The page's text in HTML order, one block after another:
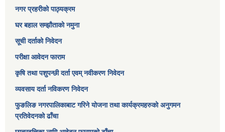
नगर प्रहरीको पाठ्यक्रम
घर बहाल सम्झौताको नमुना
सूची दर्ताको निवेदन
परीक्षा आवेदन फाराम
कृषि तथा पशुपन्छी दर्ता एवम् नवीकरण निवेदन
व्यवसाय दर्ता नविकरण निवेदन
फुङलिङ नगरपालिकाबाट गरिने योजना तथा कार्यक्रमहरुको अनुगमन
प्रतिवेदनको ढाँचा